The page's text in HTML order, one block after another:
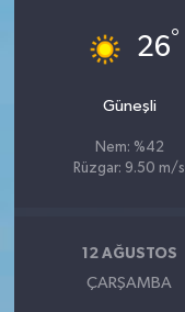
26°
Güneşli
Nem: %42
Rüzgar: 9.50 m/s
12 AĞUSTOS
ÇARŞAMBA